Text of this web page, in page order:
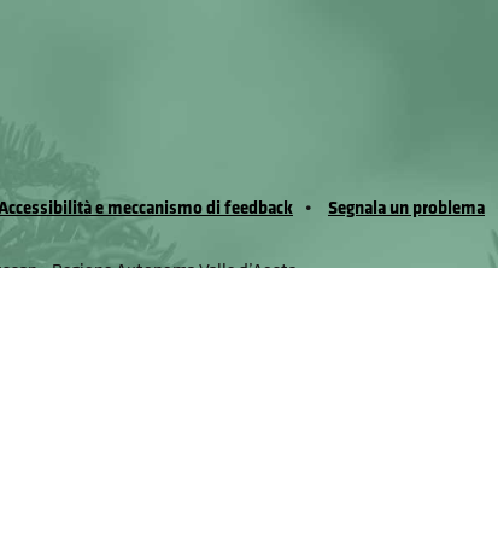
e meccanismo di feedback Segnala un problema
- Regione Autonoma Valle d’Aosta